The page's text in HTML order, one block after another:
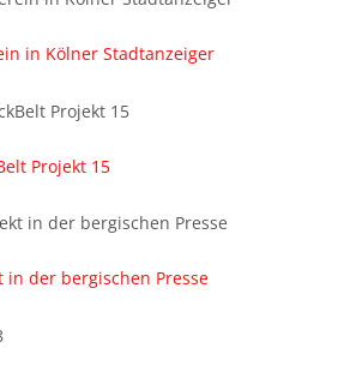
in Kölner Stadtanzeiger
Projekt 15
in der bergischen Presse